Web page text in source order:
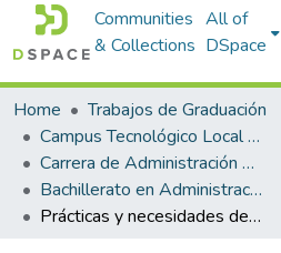
Communities
& Collections
All of
DSpace
Home
Trabajos de Graduación
Campus Tecnológico Local San Carlos
Carrera de Administración de Empresas
Bachillerato en Administración de Empresas
Prácticas y necesidades de suministro de carne de res en las empresas que brindan servicio de alimentación e el centro turístico Tilarán Fortuna Ciudad Quesada